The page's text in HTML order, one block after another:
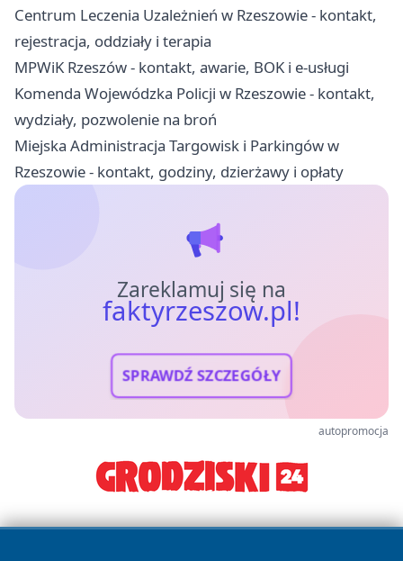
Centrum Leczenia Uzależnień w Rzeszowie - kontakt,
rejestracja, oddziały i terapia
MPWiK Rzeszów - kontakt, awarie, BOK i e-usługi
Komenda Wojewódzka Policji w Rzeszowie - kontakt,
wydziały, pozwolenie na broń
Miejska Administracja Targowisk i Parkingów w
Rzeszowie - kontakt, godziny, dzierżawy i opłaty
Zareklamuj się na
faktyrzeszow.pl!
SPRAWDŹ SZCZEGÓŁY
autopromocja